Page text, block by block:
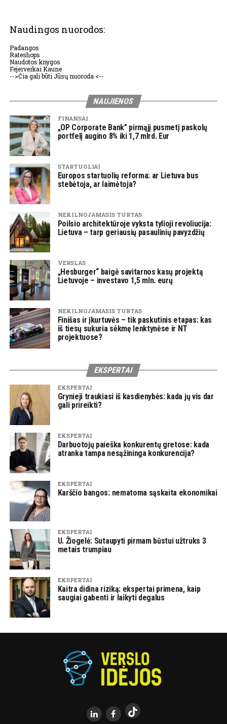
Naudingos nuorodos:
Padangos
Rateshops
Naudotos knygos
Fejerverkai Kaune
-->Čia gali būti Jūsų nuoroda <--
NAUJIENOS
FINANSAI
„OP Corporate Bank” pirmąjį pusmetį paskolų
portfelį augino 8% iki 1,7 mlrd. Eur
STARTUOLIAI
Europos startuolių reforma: ar Lietuva bus
stebėtoja, ar laimėtoja?
NEKILNOJAMASIS TURTAS
Poilsio architektūroje vyksta tylioji revoliucija:
Lietuva – tarp geriausių pasaulinių pavyzdžių
VERSLAS
„Hesburger“ baigė savitarnos kasų projektą
Lietuvoje – investavo 1,5 mln. eurų
NEKILNOJAMASIS TURTAS
Finišas ir įkurtuvės – tik paskutinis etapas: kas
iš tiesų sukuria sėkmę lenktynėse ir NT
projektuose?
EKSPERTAI
EKSPERTAI
Grynieji traukiasi iš kasdienybės: kada jų vis dar
gali prireikti?
EKSPERTAI
Darbuotojų paieška konkurentų gretose: kada
atranka tampa nesąžininga konkurencija?
EKSPERTAI
Karščio bangos: nematoma sąskaita ekonomikai
EKSPERTAI
U. Žiogelė: Sutaupyti pirmam būstui užtruks 3
metais trumpiau
EKSPERTAI
Kaitra didina riziką: ekspertai primena, kaip
saugiai gabenti ir laikyti degalus